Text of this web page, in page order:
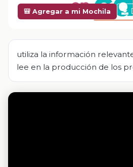
🎒 Agregar a mi Mochila
utiliza la información
lee en la producción de los